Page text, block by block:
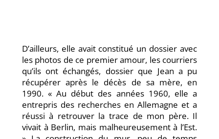
D’ailleurs, elle avait constitué un dossier avec
les photos de ce premier amour, les courriers
qu’ils ont échangés, dossier que Jean a pu
récupérer après le décès de sa mère, en
1990. « Au début des années 1960, elle a
entrepris des recherches en Allemagne et a
réussi à retrouver la trace de mon père. Il
vivait à Berlin, mais malheureusement à l’Est.